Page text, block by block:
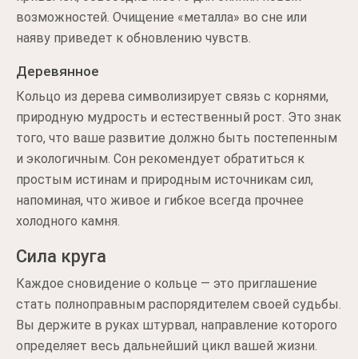
возможностей. Очищение «металла» во сне или
наяву приведет к обновлению чувств.
Деревянное
Кольцо из дерева символизирует связь с корнями,
природную мудрость и естественный рост. Это знак
того, что ваше развитие должно быть постепенным
и экологичным. Сон рекомендует обратиться к
простым истинам и природным источникам сил,
напоминая, что живое и гибкое всегда прочнее
холодного камня.
Сила круга
Каждое сновидение о кольце — это приглашение
стать полноправным распорядителем своей судьбы.
Вы держите в руках штурвал, направление которого
определяет весь дальнейший цикл вашей жизни.